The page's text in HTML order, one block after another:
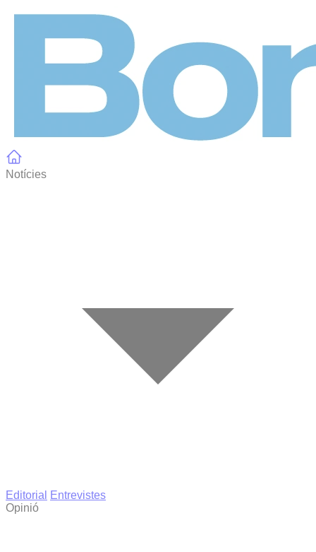
Notícies
Editorial
Entrevistes
Opinió